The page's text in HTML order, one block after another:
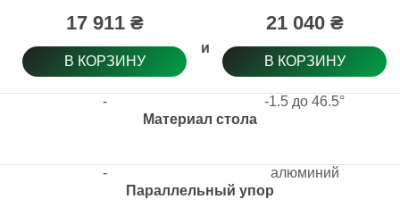
Макс. наклон пильного диска
Материал стола
Параллельный упор
17 911 ₴
В КОРЗИНУ
-
-
21 040 ₴
В КОРЗИНУ
-1.5 до 46.5°
алюминий